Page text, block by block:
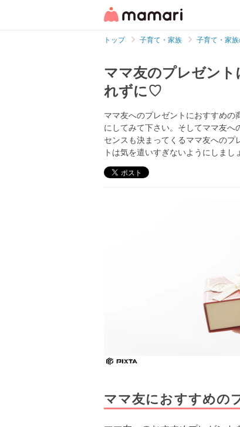
トップ 子育て・家族 子育て・家
ママ友のプレゼン
れずに♡
ママ友へのプレゼントにおすすめ
にしてみて下さい。そしてママ友へ
センスも決まってくるママ友への
トは気を遣いすぎないようにしまし
ママ友におすすめの